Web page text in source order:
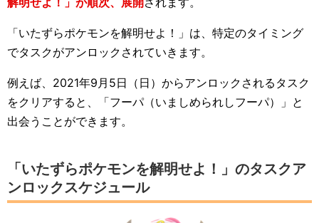
「いたずらポケモンを解明せよ！」は、特定のタイミング
でタスクがアンロックされていきます。
例えば、2021年9月5日（日）からアンロックされるタスク
をクリアすると、「フーパ（いましめられしフーパ）」と
出会うことができます。
「いたずらポケモンを解明せよ！」のタスクア
ンロックスケジュール